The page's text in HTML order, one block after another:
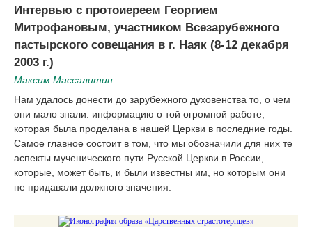
Интервью с протоиереем Георгием
Митрофановым, участником Всезарубежного
пастырского совещания в г. Наяк (8-12 декабря
2003 г.)
Максим Массалитин
Нам удалось донести до зарубежного духовенства то, о чем
они мало знали: информацию о той огромной работе,
которая была проделана в нашей Церкви в последние годы.
Самое главное состоит в том, что мы обозначили для них те
аспекты мученического пути Русской Церкви в России,
которые, может быть, и были известны им, но которым они
не придавали должного значения.